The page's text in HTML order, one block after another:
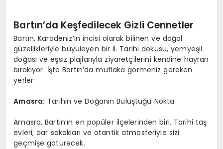
Bartın’da Keşfedilecek Gizli Cennetler
Bartın, Karadeniz’in incisi olarak bilinen ve doğal
güzellikleriyle büyüleyen bir il. Tarihi dokusu, yemyeşil
doğası ve eşsiz plajlarıyla ziyaretçilerini kendine hayran
bırakıyor. İşte Bartın’da mutlaka görmeniz gereken
yerler:
Amasra: Tarihin ve Doğanın Buluştuğu Nokta
Amasra, Bartın’ın en popüler ilçelerinden biri. Tarihi taş
evleri, dar sokakları ve otantik atmosferiyle sizi
geçmişe götürecek.